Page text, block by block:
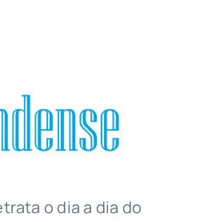
o dia a dia do